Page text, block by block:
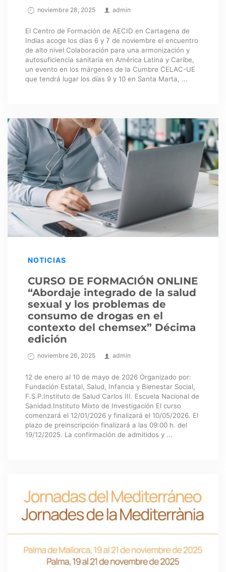
noviembre 28, 2025 admin
El Centro de Formación de AECID en Cartagena de
Indias acoge los días 6 y 7 de noviembre el encuentro
de alto nivel Colaboración para una armonización y
autosuficiencia sanitaria en América Latina y Caribe,
un evento en los márgenes de la Cumbre CELAC-UE
que tendrá lugar los días 9 y 10 en Santa Marta, ...
NOTICIAS
CURSO DE FORMACIÓN ONLINE
“Abordaje integrado de la salud
sexual y los problemas de
consumo de drogas en el
contexto del chemsex” Décima
edición
noviembre 26, 2025 admin
12 de enero al 10 de mayo de 2026 Organizado por:
Fundación Estatal, Salud, Infancia y Bienestar Social,
F.S.P.Instituto de Salud Carlos III. Escuela Nacional de
Sanidad.Instituto Mixto de Investigación El curso
comenzará el 12/01/2026 y finalizará el 10/05/2026. El
plazo de preinscripción finalizará a las 09:00 h. del
19/12/2025. La confirmación de admitidos y ...